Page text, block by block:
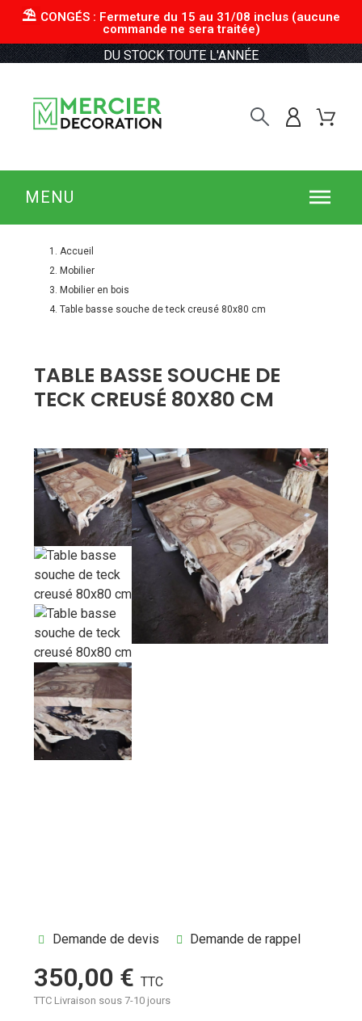
⛱︎ CONGÉS : Fermeture du 15 au 31/08 inclus (aucune
commande ne sera traitée)
DU STOCK TOUTE L'ANNÉE
MENU
Accueil
Mobilier
Mobilier en bois
Table basse souche de teck creusé 80x80 cm
TABLE BASSE SOUCHE DE
TECK CREUSÉ 80X80 CM
Demande de devis Demande de rappel
350,00 € TTC
TTC Livraison sous 7-10 jours